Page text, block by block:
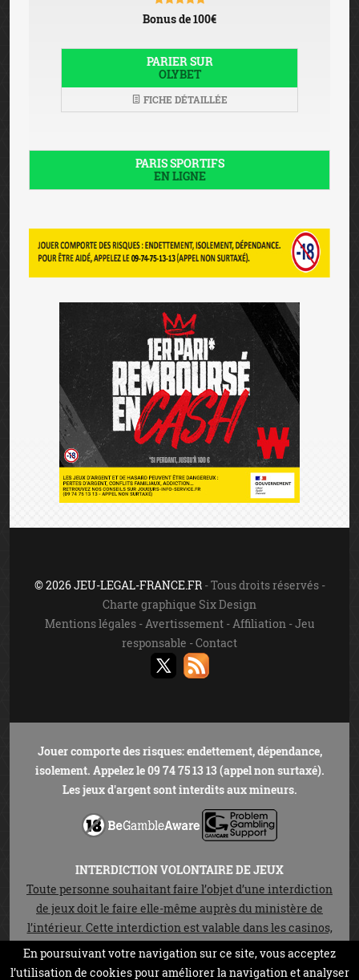
Bonus de 100€
PARIER SUR
OLYBET
FICHE DÉTAILLÉE
PARIS SPORTIFS
EN LIGNE
© 2026 JEU-LEGAL-FRANCE.FR- Tous droits réservés -
Charte graphique Six Design
Mentions légales-Avertissement-Affiliation-Jeu
responsable -Contact
Jouer comporte des risques: endettement, dépendance,
isolement. Appelez le 09 74 75 13 13 (appel non surtaxé).
Les jeux d'argent sont interdits aux mineurs.
INTERDICTION VOLONTAIRE DE JEUX
Toute personne souhaitant faire l’objet d’une interdiction
de jeux doit le faire elle-même auprès du ministère de
l’intérieur. Cette interdiction est valable dans les casinos,
les cercles de jeux et sur les sites de jeux en ligne autorisés
en vertu de la loi n°2010-476 du 12 mai 2010. Elle est
En poursuivant votre navigation sur ce site, vous acceptez
l’utilisation de cookies pour améliorer la navigation et analyser